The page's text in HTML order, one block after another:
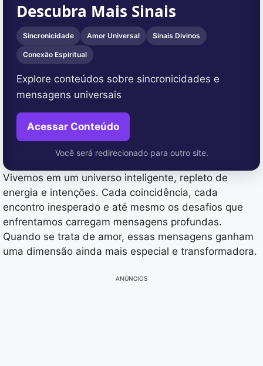
Descubra Mais Sinais
Sincronicidade Amor Universal Sinais Divinos
Conexão Espiritual
Explore conteúdos sobre sincronicidades e
mensagens universais
Acessar Conteúdo
Você será redirecionado para outro site.
Vivemos em um universo inteligente, repleto de
energia e intenções. Cada coincidência, cada
encontro inesperado e até mesmo os desafios que
enfrentamos carregam mensagens profundas.
Quando se trata de amor, essas mensagens ganham
uma dimensão ainda mais especial e transformadora.
ANÚNCIOS